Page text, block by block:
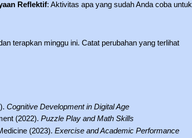
Reflektif: Aktivitas apa yang sudah Anda coba untuk
terapkan minggu ini. Catat perubahan yang terlihat
Cognitive Development in Digital Age
(2022). Puzzle Play and Math Skills
(2023). Exercise and Academic Performance